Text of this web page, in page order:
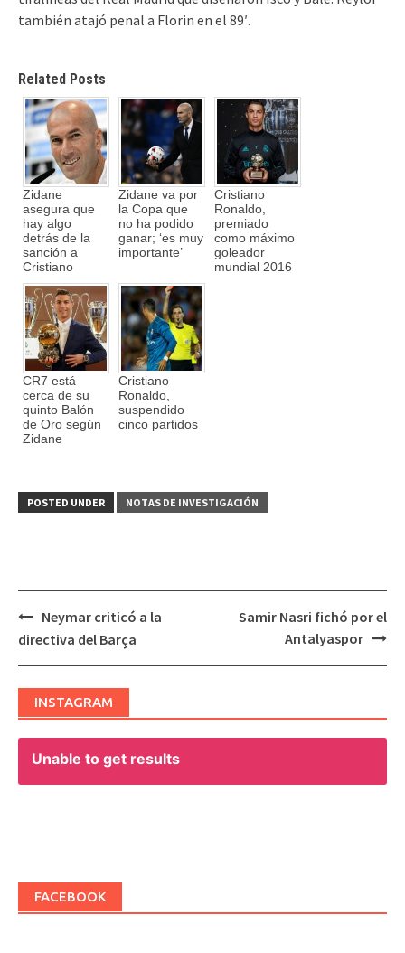
también atajó penal a Florin en el 89′.
Related Posts
Zidane
asegura que
hay algo
detrás de la
sanción a
Cristiano
Zidane va por
la Copa que
no ha podido
ganar; ‘es muy
importante’
Cristiano
Ronaldo,
premiado
como máximo
goleador
mundial 2016
CR7 está
cerca de su
quinto Balón
de Oro según
Zidane
Cristiano
Ronaldo,
suspendido
cinco partidos
POSTED UNDER NOTAS DE INVESTIGACIÓN
Post
Neymar criticó a la
directiva del Barça
Samir Nasri fichó por el
Antalyaspor
INSTAGRAM
Unable to get results
FACEBOOK